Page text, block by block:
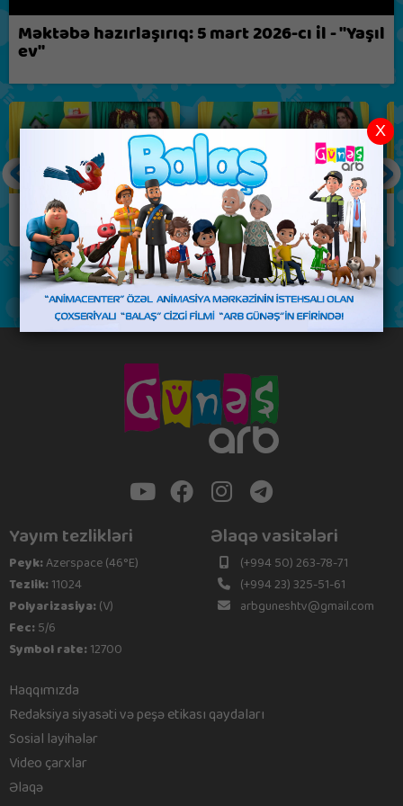
Məktəbə hazırlaşırıq: 5 mart 2026-cı il - "Yaşıl
ev"
Yayım tezlikləri
Peyk:Azerspace (46°E)
Tezlik:11024
Polyarizasiya:(V)
Fec:5/6
Symbol rate:12700
Əlaqə vasitələri
(+994 50) 263-78-71
(+994 23) 325-51-61
arbguneshtv@gmail.com
Haqqımızda
Redaksiya siyasəti və peşə etikası qaydaları
Sosial layihələr
Video çarxlar
Əlaqə
X